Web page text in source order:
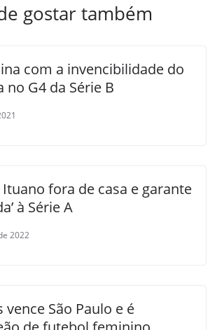
gostar também
com a invencibilidade do
no G4 da Série B
fora de casa e garante
à Série A
2022
São Paulo e é